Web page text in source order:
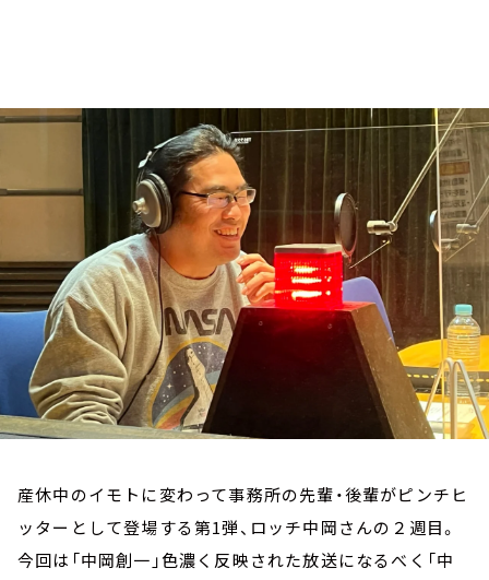
トピックス
TBS Podcast
お知らせ
イベント・グッズ
YouTube
会社情報
産休中のイモトに変わって事務所の先輩・後輩がピンチヒ
ッターとして登場する第1弾、ロッチ中岡さんの２週目。
今回は「中岡創一」色濃く反映された放送になるべく「中